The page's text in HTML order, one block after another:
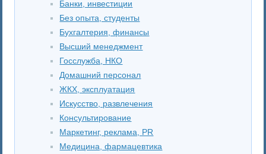
Банки, инвестиции
Без опыта, студенты
Бухгалтерия, финансы
Высший менеджмент
Госслужба, НКО
Домашний персонал
ЖКХ, эксплуатация
Искусство, развлечения
Консультирование
Маркетинг, реклама, PR
Медицина, фармацевтика